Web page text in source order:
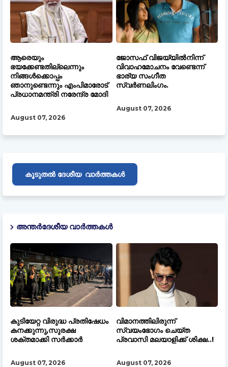
ആരെയും
ഭയക്കേണ്ടതില്ലെന്നും
നിങ്ങൾക്കൊപ്പം
ഞാനുണ്ടെന്നും എംപിമാരോട്
പ്രധാനമന്ത്രി നരേന്ദ്ര മോദി
August 07, 2026
ജോസഫ് വിജയ്‌യിൽനിന്ന്
വിവാഹമോചനം വേണ്ടെന്ന്
ഭാര്യ സംഗീത
സ്വർണലിംഗം.
August 07, 2026
കൂടുതൽ ദേശീയ വാർത്തകൾ
അന്തർദേശീയ വാർത്തകൾ
കുടിയേറ്റ വിരുദ്ധ പ്രതിഷേധം
കനക്കുന്നു,സുരക്ഷ
ശക്തമാക്കി സർക്കാർ
August 07, 2026
വിമാനത്തിലിരുന്ന്
സ്വയംഭോഗം ചെയ്ത
പ്രവാസി മലയാളിക്ക് ശിക്ഷ..!
August 07, 2026